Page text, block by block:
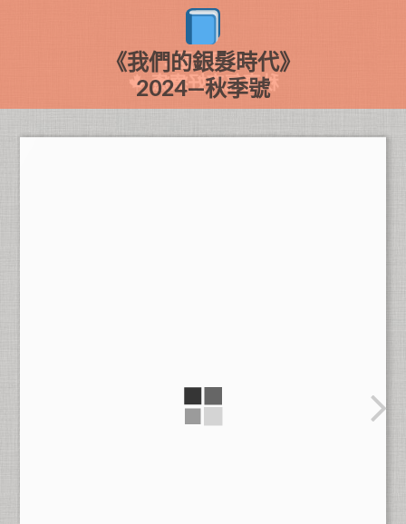
《我們的銀髮時代》
2024—秋季號
本期主題：
秋高氣爽好療癒